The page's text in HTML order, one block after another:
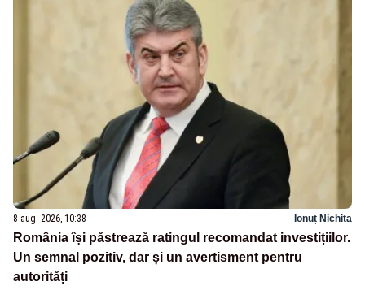
8 aug. 2026, 10:38 Ionuț Nichita
România își păstrează ratingul recomandat investițiilor.
Un semnal pozitiv, dar și un avertisment pentru
autorități